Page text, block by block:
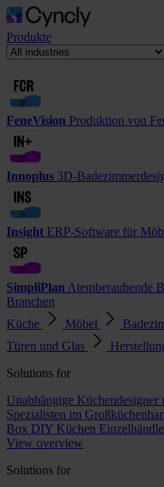
Produkte
FeneVision Produktion von
Innoplus 3D-
Insight ERP-Software für
SimpliPlan Atemberaubende
Branchen
Küche
Möbel
Türen und Glas
Solutions for
Unabhängige Küchendesigner
Spezialisten im
Box DIY Küchen
View overview
Solutions for